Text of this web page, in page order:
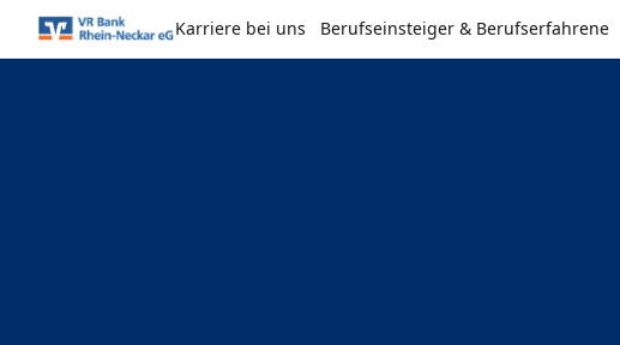
Karriere bei uns Berufseinsteiger & Berufserfahrene